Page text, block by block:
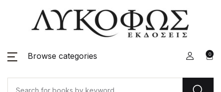
Browse categories 0